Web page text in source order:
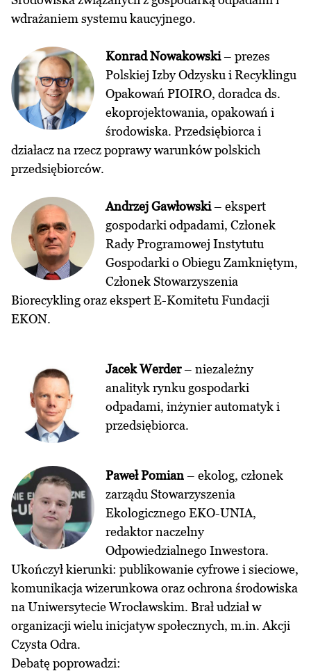
wdrażaniem systemu kaucyjnego.
Konrad Nowakowski– prezes
Polskiej Izby Odzysku i Recyklingu
Opakowań PIOIRO, doradca ds.
ekoprojektowania, opakowań i
środowiska. Przedsiębiorca i
działacz na rzecz poprawy warunków polskich
przedsiębiorców.
Andrzej Gawłowski– ekspert
gospodarki odpadami, Członek
Rady Programowej Instytutu
Gospodarki o Obiegu Zamkniętym,
Członek Stowarzyszenia
Biorecykling oraz ekspert E-Komitetu Fundacji
EKON.
Jacek Werder– niezależny
analityk rynku gospodarki
odpadami, inżynier automatyk i
przedsiębiorca.
Paweł Pomian– ekolog, członek
zarządu Stowarzyszenia
Ekologicznego EKO-UNIA,
redaktor naczelny
Odpowiedzialnego Inwestora.
Ukończył kierunki: publikowanie cyfrowe i sieciowe,
komunikacja wizerunkowa oraz ochrona środowiska
na Uniwersytecie Wrocławskim. Brał udział w
organizacji wielu inicjatyw społecznych, m.in. Akcji
Czysta Odra.
Debatę poprowadzi: